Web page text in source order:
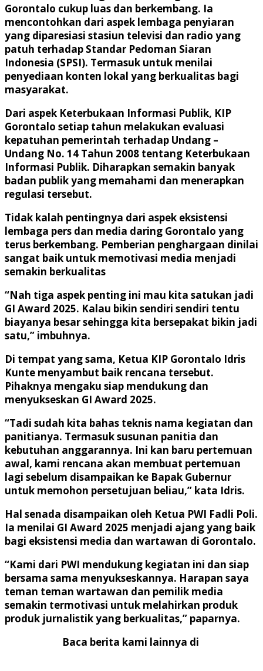
Gorontalo cukup luas dan berkembang. Ia
mencontohkan dari aspek lembaga penyiaran
yang diparesiasi stasiun televisi dan radio yang
patuh terhadap Standar Pedoman Siaran
Indonesia (SPSI). Termasuk untuk menilai
penyediaan konten lokal yang berkualitas bagi
masyarakat.
Dari aspek Keterbukaan Informasi Publik, KIP
Gorontalo setiap tahun melakukan evaluasi
kepatuhan pemerintah terhadap Undang –
Undang No. 14 Tahun 2008 tentang Keterbukaan
Informasi Publik. Diharapkan semakin banyak
badan publik yang memahami dan menerapkan
regulasi tersebut.
Tidak kalah pentingnya dari aspek eksistensi
lembaga pers dan media daring Gorontalo yang
terus berkembang. Pemberian penghargaan dinilai
sangat baik untuk memotivasi media menjadi
semakin berkualitas
“Nah tiga aspek penting ini mau kita satukan jadi
GI Award 2025. Kalau bikin sendiri sendiri tentu
biayanya besar sehingga kita bersepakat bikin jadi
satu,” imbuhnya.
Di tempat yang sama, Ketua KIP Gorontalo Idris
Kunte menyambut baik rencana tersebut.
Pihaknya mengaku siap mendukung dan
menyukseskan GI Award 2025.
“Tadi sudah kita bahas teknis nama kegiatan dan
panitianya. Termasuk susunan panitia dan
kebutuhan anggarannya. Ini kan baru pertemuan
awal, kami rencana akan membuat pertemuan
lagi sebelum disampaikan ke Bapak Gubernur
untuk memohon persetujuan beliau,” kata Idris.
Hal senada disampaikan oleh Ketua PWI Fadli Poli.
Ia menilai GI Award 2025 menjadi ajang yang baik
bagi eksistensi media dan wartawan di Gorontalo.
“Kami dari PWI mendukung kegiatan ini dan siap
bersama sama menyukseskannya. Harapan saya
teman teman wartawan dan pemilik media
semakin termotivasi untuk melahirkan produk
produk jurnalistik yang berkualitas,” paparnya.
Baca berita kami lainnya di